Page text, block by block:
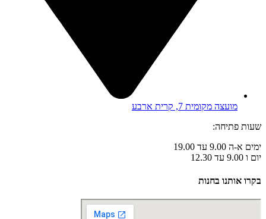
מועצה מקומית 7, קרית ארבע
שעות פתיחה:
ימים א-ה 9.00 עד 19.00
יום ו 9.00 עד 12.30
בקרו אותנו בחנות